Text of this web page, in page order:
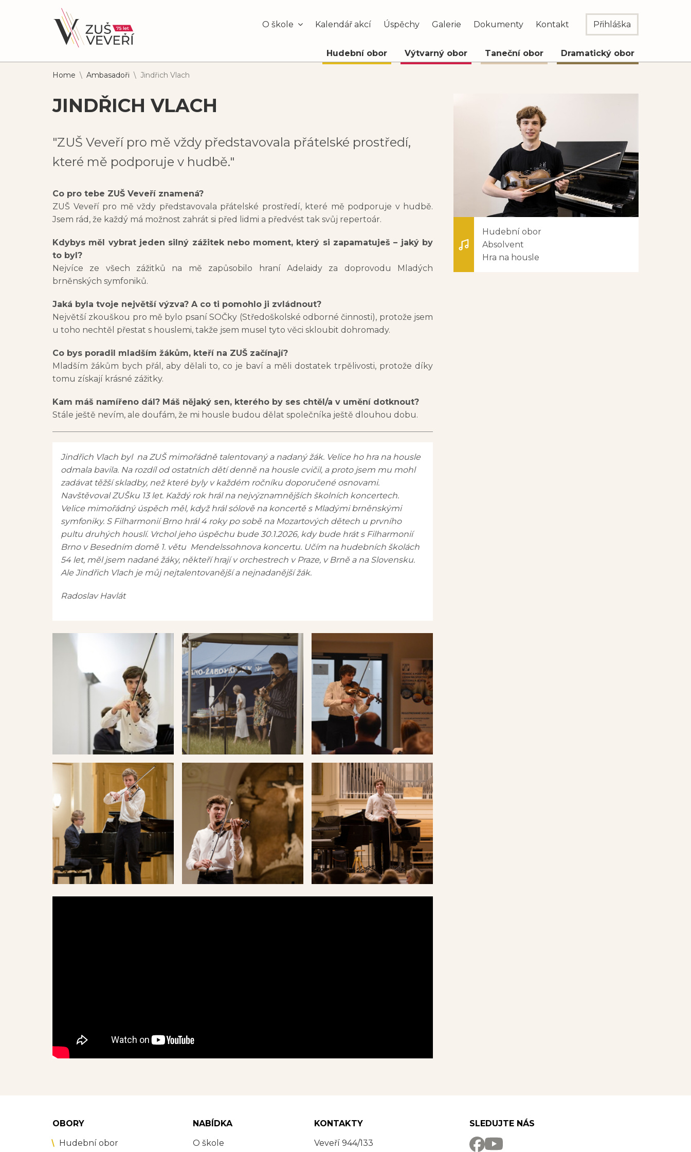
O škole Kalendář akcí Úspěchy Galerie Dokumenty Kontakt Přihláška
Hudební obor Výtvarný obor Taneční obor Dramatický obor
Home \ Ambasadoři \ Jindřich Vlach
JINDŘICH VLACH
"ZUŠ Veveří pro mě vždy představovala přátelské prostředí,
které mě podporuje v hudbě."
Hudební obor
Absolvent
Hra na housle
Co pro tebe ZUŠ Veveří znamená?
ZUŠ Veveří pro mě vždy představovala přátelské prostředí, které mě podporuje v hudbě.
Jsem rád, že každý má možnost zahrát si před lidmi a předvést tak svůj repertoár.
Kdybys měl vybrat jeden silný zážitek nebo moment, který si zapamatuješ – jaký by
to byl?
Nejvíce ze všech zážitků na mě zapůsobilo hraní Adelaidy za doprovodu Mladých
brněnských symfoniků.
Jaká byla tvoje největší výzva? A co ti pomohlo ji zvládnout?
Největší zkouškou pro mě bylo psaní SOČky (Středoškolské odborné činnosti), protože jsem
u toho nechtěl přestat s houslemi, takže jsem musel tyto věci skloubit dohromady.
Co bys poradil mladším žákům, kteří na ZUŠ začínají?
Mladším žákům bych přál, aby dělali to, co je baví a měli dostatek trpělivosti, protože díky
tomu získají krásné zážitky.
Kam máš namířeno dál? Máš nějaký sen, kterého by ses chtěl/a v umění dotknout?
Stále ještě nevím, ale doufám, že mi housle budou dělat společníka ještě dlouhou dobu.
Jindřich Vlach byl na ZUŠ mimořádně talentovaný a nadaný žák. Velice ho hra na housle
odmala bavila. Na rozdíl od ostatních dětí denně na housle cvičil, a proto jsem mu mohl
zadávat těžší skladby, než které byly v každém ročníku doporučené osnovami.
Navštěvoval ZUŠku 13 let. Každý rok hrál na nejvýznamnějších školních koncertech.
Velice mimořádný úspěch měl, když hrál sólově na koncertě s Mladými brněnskými
symfoniky. S Filharmonií Brno hrál 4 roky po sobě na Mozartových dětech u prvního
pultu druhých houslí. Vrchol jeho úspěchu bude 30.1.2026, kdy bude hrát s Filharmonií
Brno v Besedním domě 1. větu Mendelssohnova koncertu. Učím na hudebních školách
54 let, měl jsem nadané žáky, někteří hrají v orchestrech v Praze, v Brně a na Slovensku.
Ale Jindřich Vlach je můj nejtalentovanější a nejnadanější žák.
Radoslav Havlát
OBORY
Hudební obor
NABÍDKA
O škole
KONTAKTY
Veveří 944/133
SLEDUJTE NÁS